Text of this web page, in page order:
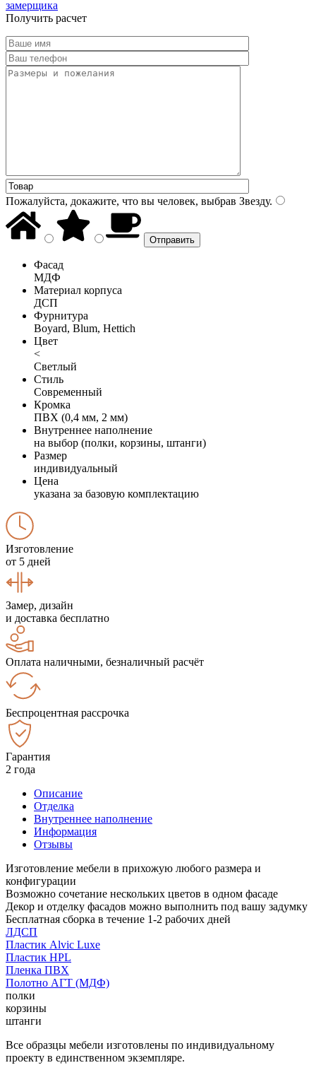
замерщика
Получить расчет
Пожалуйста, докажите, что вы человек, выбрав Звезду.
Фасад
МДФ
Материал корпуса
ДСП
Фурнитура
Boyard, Blum, Hettich
Цвет
<
Светлый
Стиль
Современный
Кромка
ПВХ (0,4 мм, 2 мм)
Внутреннее наполнение
на выбор (полки, корзины, штанги)
Размер
индивидуальный
Цена
указана за базовую комплектацию
Изготовление
от 5 дней
Замер, дизайн
и доставка бесплатно
Оплата наличными, безналичный расчёт
Беспроцентная рассрочка
Гарантия
2 года
Описание
Отделка
Внутреннее наполнение
Информация
Отзывы
Изготовление мебели в прихожую любого размера и
конфигурации
Возможно сочетание нескольких цветов в одном фасаде
Декор и отделку фасадов можно выполнить под вашу задумку
Бесплатная сборка в течение 1-2 рабочих дней
ЛДСП
Пластик Alvic Luxe
Пластик HPL
Пленка ПВХ
Полотно АГТ (МДФ)
полки
корзины
штанги
Все образцы мебели изготовлены по индивидуальному
проекту в единственном экземпляре.